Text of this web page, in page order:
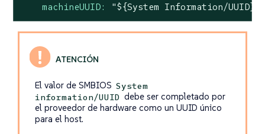
machineUUID:
"${System Information/UUID}"
El valor de SMBIOS System
information/UUID debe ser completado por
el proveedor de hardware como un UUID único
para el host.